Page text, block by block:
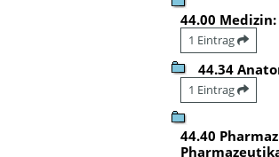
44.00
1 Eintrag
44.34
1 Eintrag
44.40